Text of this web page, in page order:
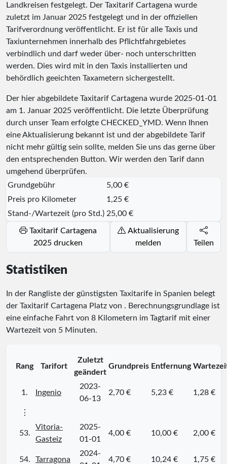
Landkreisen festgelegt. Der Taxitarif Cartagena wurde
zuletzt im Januar 2025 festgelegt und in der offiziellen
Tarifverordnung veröffentlicht. Er ist für alle Taxis und
Taxiunternehmen innerhalb des Pflichtfahrgebietes
verbindlich und darf weder über- noch unterschritten
werden. Dies wird mit in den Taxis installierten und
behördlich geeichten Taxametern sichergestellt.
Der hier abgebildete Taxitarif Cartagena wurde 2025-01-01
am 1. Januar 2025 veröffentlicht. Die letzte Überprüfung
durch unser Team erfolgte CHECKED_YMD. Wenn Ihnen
eine Aktualisierung bekannt ist und der abgebildete Tarif
nicht mehr gültig sein sollte, melden Sie uns das gerne über
den entsprechenden Button. Wir werden den Tarif dann
umgehend überprüfen.
Grundgebühr
5,00 €
Preis pro Kilometer
1,25 €
Stand-/Wartezeit (pro Std.) 25,00 €
Taxitarif Cartagena
2025 drucken
melden
Teilen
Statistiken
In der Rangliste der günstigsten Taxitarife in Spanien belegt
der Taxitarif Cartagena Platz von . Berechnungsgrundlage ist
eine einfache Fahrt von 8 Kilometern im Tagtarif mit einer
Wartezeit von 5 Minuten.
Rang Tarifort
Zuletzt
geändert
Grundpreis Entfernung
1. Ingenio
2023-
06-13
2,70 € 5,23 € 1,28 €
⋮
53.
Vitoria-
Gasteiz
2025-
01-01
4,00 € 10,00 € 2,00 €
54. Tarragona
2024-
4,70 € 10,24 € 1,75 €